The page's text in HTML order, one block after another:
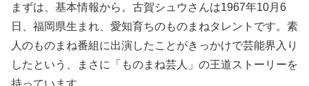
まずは、基本情報から。古賀シュウさんは1967年10月6
日、福岡県生まれ、愛知育ちのものまねタレントです。素
人のものまね番組に出演したことがきっかけで芸能界入り
したという、まさに「ものまね芸人」の王道ストーリーを
持っています。